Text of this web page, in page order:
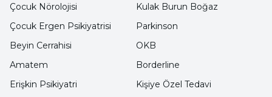
Çocuk Nörolojisi
Kulak Burun Boğaz
Çocuk Ergen Psikiyatrisi
Beyin Cerrahisi
Amatem
Erişkin Psikiyatri
Parkinson
OKB
Borderline
Kişiye Özel Tedavi